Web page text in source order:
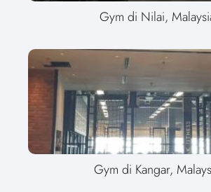
Gym di Nilai,
Gym di Kangar,